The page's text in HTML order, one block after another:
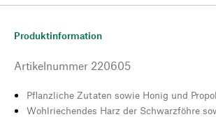
Produktinformation
Artikelnummer 220605
Pflanzliche Zutaten sowie Honig und
Wohlriechendes Harz der Schwarzföhre